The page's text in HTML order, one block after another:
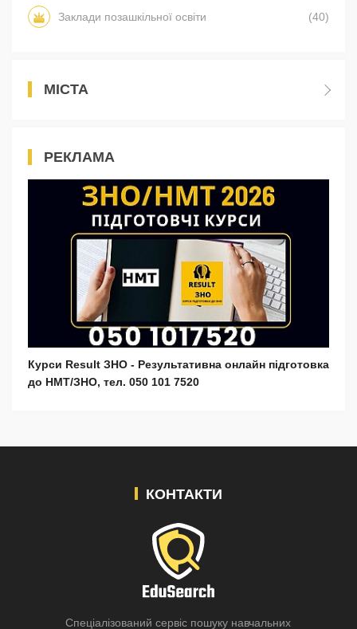
Заклади позашкільної освіти (40)
МІСТА
РЕКЛАМА
Курси Result ЗНО - Результативна онлайн підготовка
до НМТ/ЗНО, тел. 050 101 7520
КОНТАКТИ
Спеціалізований сервіс пошуку навчальних